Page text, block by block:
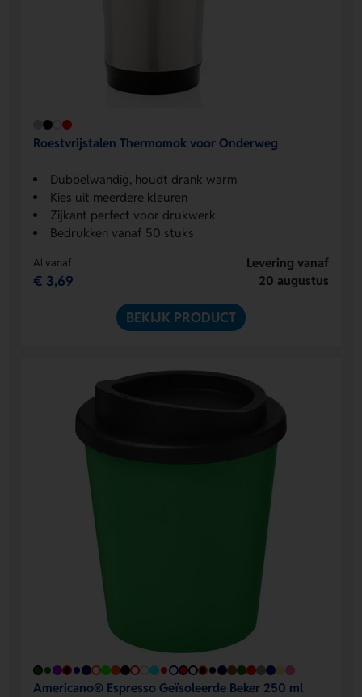
Roestvrijstalen Thermomok voor Onderweg
Dubbelwandig, houdt drank warm
Kies uit meerdere kleuren
Zijkant perfect voor drukwerk
Bedrukken vanaf 50 stuks
Al vanaf
€ 3,69
Levering vanaf
20 augustus
BEKIJK PRODUCT
Americano® Espresso Geïsoleerde Beker 250 ml